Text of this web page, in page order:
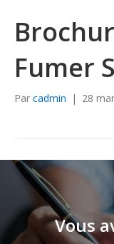
Fumer
Par cadmin | 28
Vous